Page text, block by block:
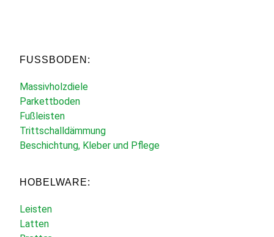
FUSSBODEN:
Massivholzdiele
Parkettboden
Fußleisten
Trittschalldämmung
Beschichtung, Kleber und Pflege
HOBELWARE:
Leisten
Latten